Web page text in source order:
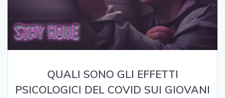
QUALI SONO GLI EFFETTI
PSICOLOGICI DEL COVID SUI GIOVANI